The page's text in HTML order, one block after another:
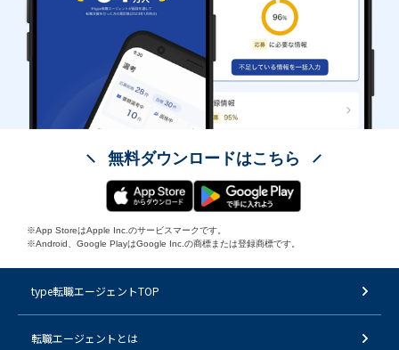
無料ダウンロードはこちら
※App StoreはApple Inc.のサービスマークです。
※Android、Google PlayはGoogle Inc.の商標または登録商標です。
type転職エージェントTOP
転職エージェントとは